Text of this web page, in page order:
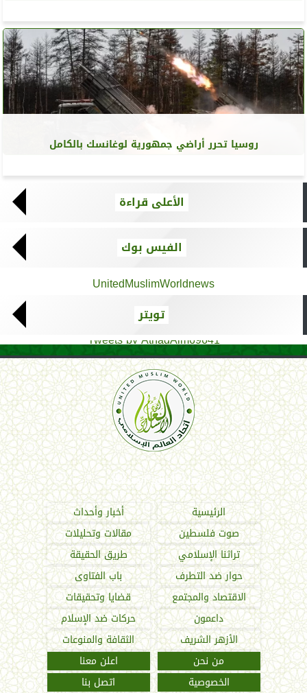
روسيا تحرر أراضي جمهورية لوغانسك بالكامل
الأعلى قراءة
الفيس بوك
UnitedMuslimWorldnews
تويتر
Tweets by AthadAlm69641
اتحاد العالم الإسلامي
الرئيسية
أخبار وأحداث
صوت فلسطين
مقالات وتحليلات
تراثنا الإسلامي
طريق الحقيقة
حوار ضد التطرف
باب الفتاوى
الاقتصاد والمجتمع
قضايا وتحقيقات
داعمون
حركات ضد الإسلام
الأزهر الشريف
الثقافة والمنوعات
من نحن
اعلن معنا
الخصوصية
اتصل بنا